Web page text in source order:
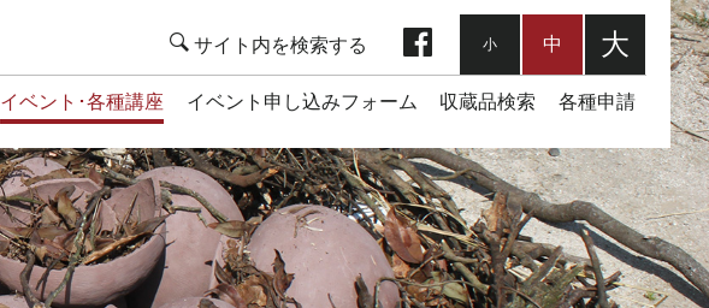
イベント･各種講座 イベント申し込みフォーム 収蔵品検索 各種申請
小 中 大